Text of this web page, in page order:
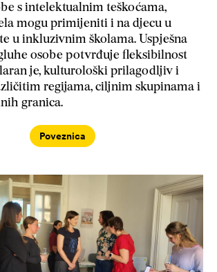
s intelektualnim teškoćama,
mogu primijeniti i na djecu u
u inkluzivnim školama. Uspješna
osobe potvrđuje fleksibilnost
je, kulturološki prilagodljiv i
regijama, ciljnim skupinama i
granica.
Poveznica